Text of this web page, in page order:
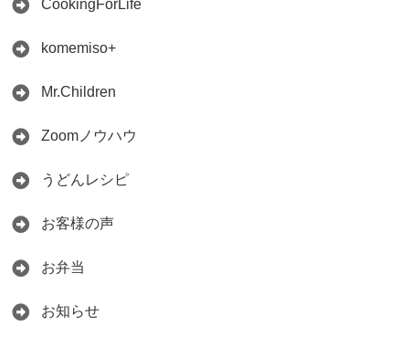
CookingForLife
komemiso+
Mr.Children
Zoomノウハウ
うどんレシピ
お客様の声
お弁当
お知らせ